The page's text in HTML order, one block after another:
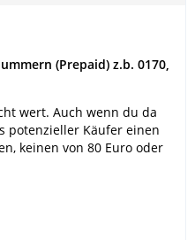
(Prepaid) z.b. 0170,
wert. Auch wenn du da
potenzieller Käufer einen
keinen von 80 Euro oder